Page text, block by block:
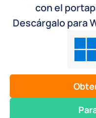
con el
Descárgalo para